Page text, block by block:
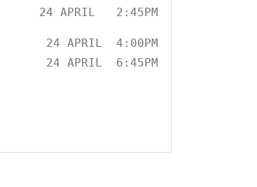
24 APRIL   2:45PM
24 APRIL  4:00PM
24 APRIL  6:45PM